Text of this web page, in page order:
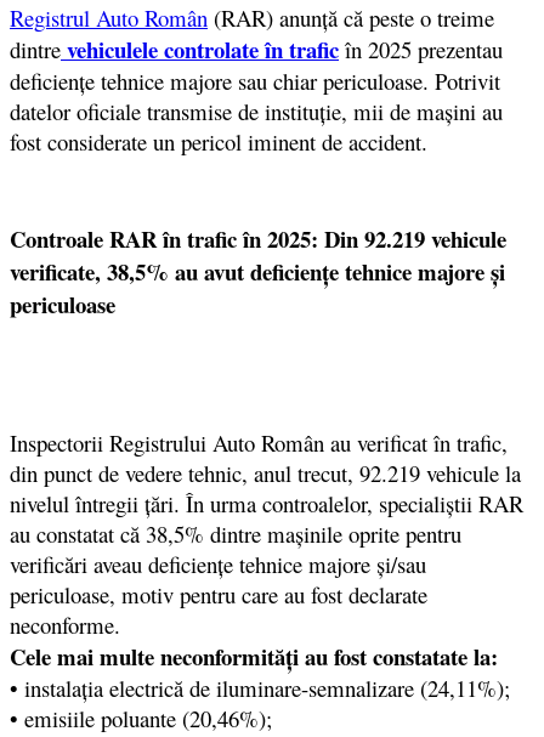
Registrul Auto Român (RAR) anunță că peste o treime
dintre vehiculele controlate în trafic în 2025 prezentau
deficiențe tehnice majore sau chiar periculoase. Potrivit
datelor oficiale transmise de instituție, mii de mașini au
fost considerate un pericol iminent de accident.
Controale RAR în trafic în 2025: Din 92.219 vehicule
verificate, 38,5% au avut deficiențe tehnice majore și
periculoase
Inspectorii Registrului Auto Român au verificat în trafic,
din punct de vedere tehnic, anul trecut, 92.219 vehicule la
nivelul întregii țări. În urma controalelor, specialiștii RAR
au constatat că 38,5% dintre mașinile oprite pentru
verificări aveau deficiențe tehnice majore și/sau
periculoase, motiv pentru care au fost declarate
neconforme.
Cele mai multe neconformități au fost constatate la:
• instalația electrică de iluminare-semnalizare (24,11%);
• emisiile poluante (20,46%);